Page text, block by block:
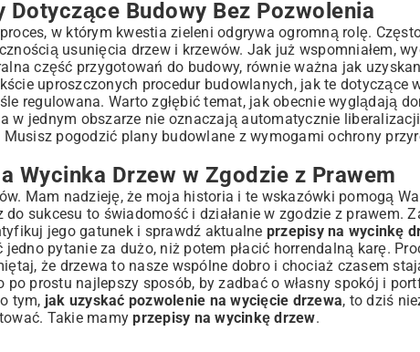
Dotyczące Budowy Bez Pozwolenia
w którym kwestia zieleni odgrywa ogromną rolę.
usunięcia drzew i krzewów. Jak już wspomniałem,
część przygotowań do budowy, równie ważna jak
uproszczonych procedur budowlanych, jak te dotyczące
regulowana. Warto zgłębić temat, jak obecnie wyglądają
w jednym obszarze nie oznaczają automatycznie
pogodzić plany budowlane z wymogami ochrony
Wycinka Drzew w Zgodzie z Prawem
Mam nadzieję, że moja historia i te wskazówki pomogą
sukcesu to świadomość i działanie w zgodzie z prawem.
jego gatunek i sprawdź aktualne przepisy na wycinkę
pytanie za dużo, niż potem płacić horrendalną karę.
że drzewa to nasze wspólne dobro i chociaż czasem
po prostu najlepszy sposób, by zadbać o własny spokój i
tym, jak uzyskać pozwolenie na wycięcie drzewa, to dziś
Takie mamyprzepisy na wycinkę drzew.